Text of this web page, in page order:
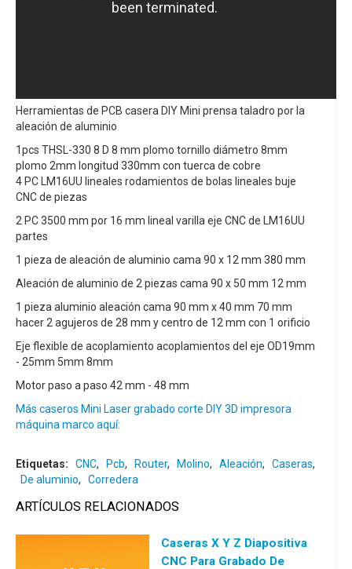
Herramientas de PCB casera DIY Mini prensa taladro por la
aleación de aluminio
1pcs THSL-330 8 D 8 mm plomo tornillo diámetro 8mm
plomo 2mm longitud 330mm con tuerca de cobre
4 PC LM16UU lineales rodamientos de bolas lineales buje
CNC de piezas
2 PC 3500 mm por 16 mm lineal varilla eje CNC de LM16UU
partes
1 pieza de aleación de aluminio cama 90 x 12 mm 380 mm
Aleación de aluminio de 2 piezas cama 90 x 50 mm 12 mm
1 pieza aluminio aleación cama 90 mm x 40 mm 70 mm
hacer 2 agujeros de 28 mm y centro de 12 mm con 1 orificio
Eje flexible de acoplamiento acoplamientos del eje OD19mm
- 25mm 5mm 8mm
Motor paso a paso 42 mm - 48 mm
Más caseros Mini Laser grabado corte DIY 3D impresora
máquina marco aquí:
Etiquetas: CNC, Pcb, Router, Molino, Aleación, Caseras,
De aluminio, Corredera
ARTÍCULOS RELACIONADOS
Caseras X Y Z Diapositiva
CNC Para Grabado De